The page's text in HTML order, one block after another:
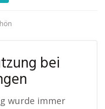
bei
wurde immer